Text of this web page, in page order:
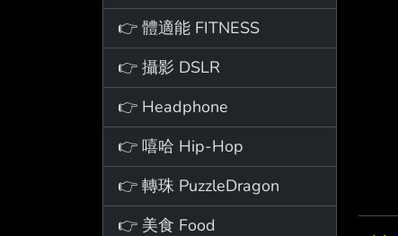
👉 體適能 FITNESS
👉 攝影 DSLR
👉 Headphone
👉 嘻哈 Hip-Hop
👉 轉珠 PuzzleDragon
👉 美食 Food